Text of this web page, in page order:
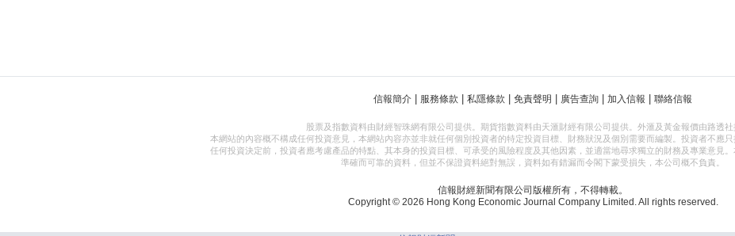
信報簡介 服務條款 私隱條款 免責聲明 廣告查詢 加入信報 聯絡信報
股票及指數資料由財經智珠網有限公司提供。期貨指數資料由天滙財經有限公司提供。外滙及黃金報價由路透社
本網站的內容概不構成任何投資意見，本網站內容亦並非就任何個別投資者的特定投資目標、財務狀況及個別需要而編製。投資者不應
任何投資決定前，投資者應考慮產品的特點、其本身的投資目標、可承受的風險程度及其他因素，並適當地尋求獨立的財務及專業意見
準確而可靠的資料，但並不保證資料絕對無誤，資料如有錯漏而令閣下蒙受損失，本公司概不負責。
信報財經新聞有限公司版權所有，不得轉載。
Copyright © 2026 Hong Kong Economic Journal Company Limited. All rights reserved.